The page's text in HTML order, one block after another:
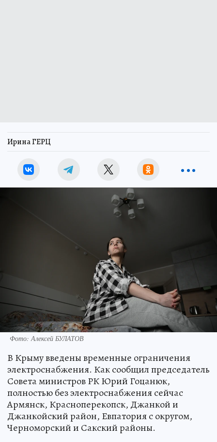
Ирина ГЕРЦ
Фото: Алексей БУЛАТОВ
В Крыму введены временные ограничения
электроснабжения. Как сообщил председатель
Совета министров РК Юрий Гоцанюк,
полностью без электроснабжения сейчас
Армянск, Красноперекопск, Джанкой и
Джанкойский район, Евпатория с округом,
Черноморский и Сакский районы.